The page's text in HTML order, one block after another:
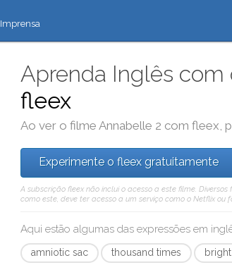
Imprensa
Aprenda Inglês
fleex
Ao ver o filmeAnnabelle 2 comfleex,
Experimente o fleex gratuitamente
A subscrição fleex não inclui o acesso a este filme.
como este, deve ter acesso a um serviço como o Netflix
Aqui estão algumas das expressões em
amniotic sac thousand times